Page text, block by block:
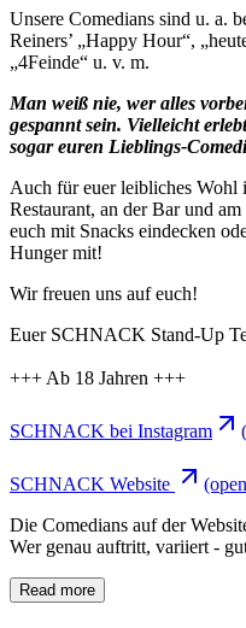
Unsere Comedians sind u. a.
Reiners’ „Happy Hour“,
„4Feinde“ u. v. m.
Man weiß nie, wer alles
gespannt sein. Vielleicht
sogar euren Lieblings-
Auch für euer leibliches
Restaurant, an der Bar und
euch mit Snacks eindecken
Hunger mit!
Wir freuen uns auf euch!
Euer SCHNACK Stand-Up
+++ Ab 18 Jahren +++
SCHNACK bei Instagram
SCHNACK Website
Die Comedians auf der
Wer genau auftritt, variiert -
Read more